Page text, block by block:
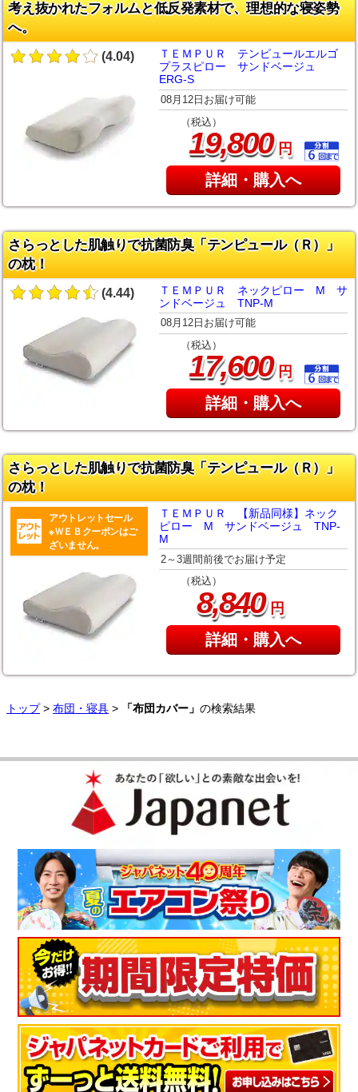
考え抜かれたフォルムと低反発素材で、理想的な寝姿勢
へ。
(4.04)
ＴＥＭＰＵＲ テンピュールエルゴ
プラスピロー サンドベージュ
ERG-S
08月12日お届け可能
（税込）
19,800円
詳細・購入へ
さらっとした肌触りで抗菌防臭「テンピュール（Ｒ）」
の枕！
(4.44)
ＴＥＭＰＵＲ ネックピロー M サ
ンドベージュ TNP-M
08月12日お届け可能
（税込）
17,600円
詳細・購入へ
さらっとした肌触りで抗菌防臭「テンピュール（Ｒ）」
の枕！
アウトレットセール
※ＷＥＢクーポンはご
ざいません。
ＴＥＭＰＵＲ 【新品同様】ネック
ピロー M サンドベージュ TNP-
M
2～3週間前後でお届け予定
（税込）
8,840円
詳細・購入へ
トップ> 布団・寝具 > 「布団カバー」 の検索結果